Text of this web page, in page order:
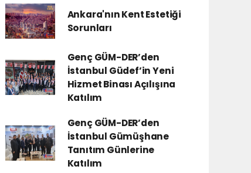
Ankara'nın Kent Estetiği
Sorunları
Genç GÜM-DER’den
İstanbul Güdef’in Yeni
Hizmet Binası Açılışına
Katılım
Genç GÜM-DER’den
İstanbul Gümüşhane
Tanıtım Günlerine
Katılım